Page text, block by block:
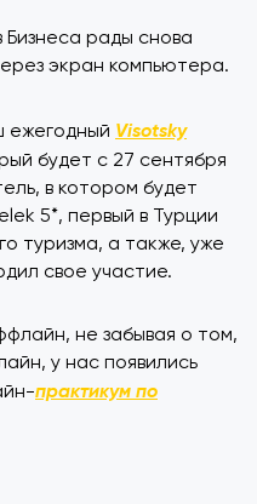
рады снова
экран компьютера.
ежегодный Visotsky
будет с 27 сентября
в котором будет
5*, первый в Турции
туризма, а также, уже
свое участие.
не забывая о том,
у нас появились
практикум по